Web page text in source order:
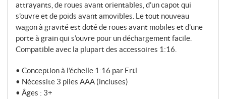
attrayants, de roues avant orientables, d’un capot qui
s’ouvre et de poids avant amovibles. Le tout nouveau
wagon à gravité est doté de roues avant mobiles et d’une
porte à grain qui s’ouvre pour un déchargement facile.
Compatible avec la plupart des accessoires 1:16.
• Conception à l’échelle 1:16 par Ertl
• Nécessite 3 piles AAA (incluses)
• Âges : 3+